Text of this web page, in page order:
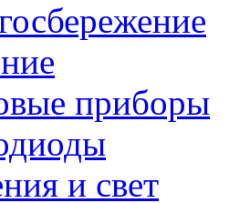
приборы
и свет